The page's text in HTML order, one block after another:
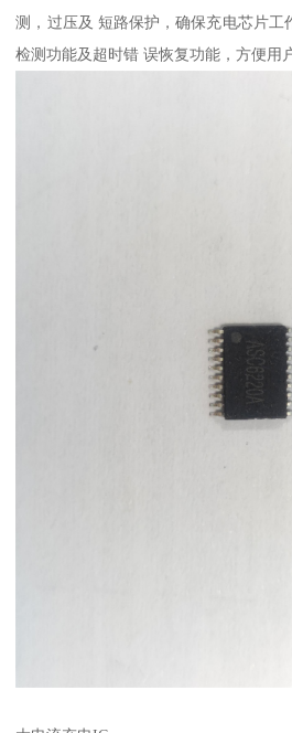
测，过压及 短路保护，确保充电芯片工
检测功能及超时错 误恢复功能，方便用